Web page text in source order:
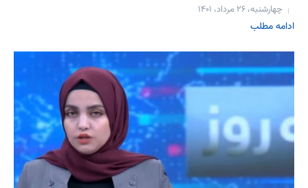
چهارشنبه، ۲۶ مرداد، ۱۴۰۱
ادامه مطلب